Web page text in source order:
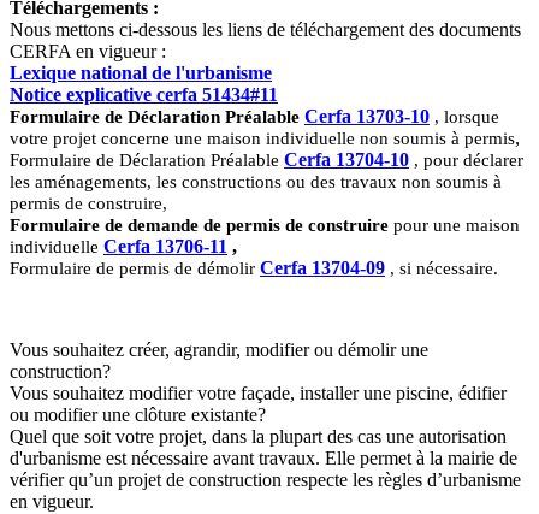
Téléchargements :
Nous mettons ci-dessous les liens de téléchargement des documents
CERFA en vigueur :
Lexique national de l'urbanisme
Notice explicative cerfa 51434#11
Formulaire de Déclaration Préalable Cerfa 13703-10 , lorsque
votre projet concerne une maison individuelle non soumis à permis,
Formulaire de Déclaration Préalable Cerfa 13704-10 , pour déclarer
les aménagements, les constructions ou des travaux non soumis à
permis de construire,
Formulaire de demande de permis de construire pour une maison
individuelle Cerfa 13706-11 ,
Formulaire de permis de démolir Cerfa 13704-09 , si nécessaire.
Vous souhaitez créer, agrandir, modifier ou démolir une
construction?
Vous souhaitez modifier votre façade, installer une piscine, édifier
ou modifier une clôture existante?
Quel que soit votre projet, dans la plupart des cas une autorisation
d'urbanisme est nécessaire avant travaux. Elle permet à la mairie de
vérifier qu’un projet de construction respecte les règles d’urbanisme
en vigueur.